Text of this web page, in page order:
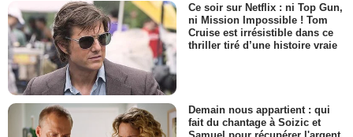
Ce soir sur Netflix : ni Top Gun,
ni Mission Impossible ! Tom
Cruise est irrésistible dans ce
thriller tiré d’une histoire vraie
Demain nous appartient : qui
fait du chantage à Soizic et